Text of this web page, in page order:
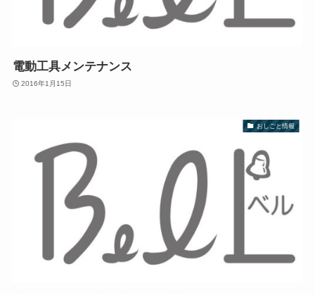
電動工具メンテナンス
2016年1月15日
おしごと情報